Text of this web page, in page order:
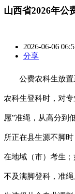
山西省2026年公
2026-06-06
分享
公费农科生放置
农科生登科时，对
愿”准绳，从高分到
所正在县生源不脚
在地域（市）考生
不及满脚登科，准